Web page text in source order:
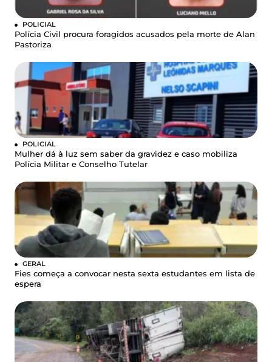
POLICIAL
Polícia Civil procura foragidos acusados pela morte de Alan
Pastoriza
POLICIAL
Mulher dá à luz sem saber da gravidez e caso mobiliza
Polícia Militar e Conselho Tutelar
GERAL
Fies começa a convocar nesta sexta estudantes em lista de
espera